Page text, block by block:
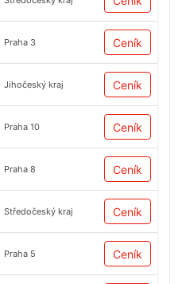
Praha 3 Ceník
Jihočeský kraj Ceník
Praha 10 Ceník
Praha 8 Ceník
Středočeský kraj Ceník
Praha 5 Ceník